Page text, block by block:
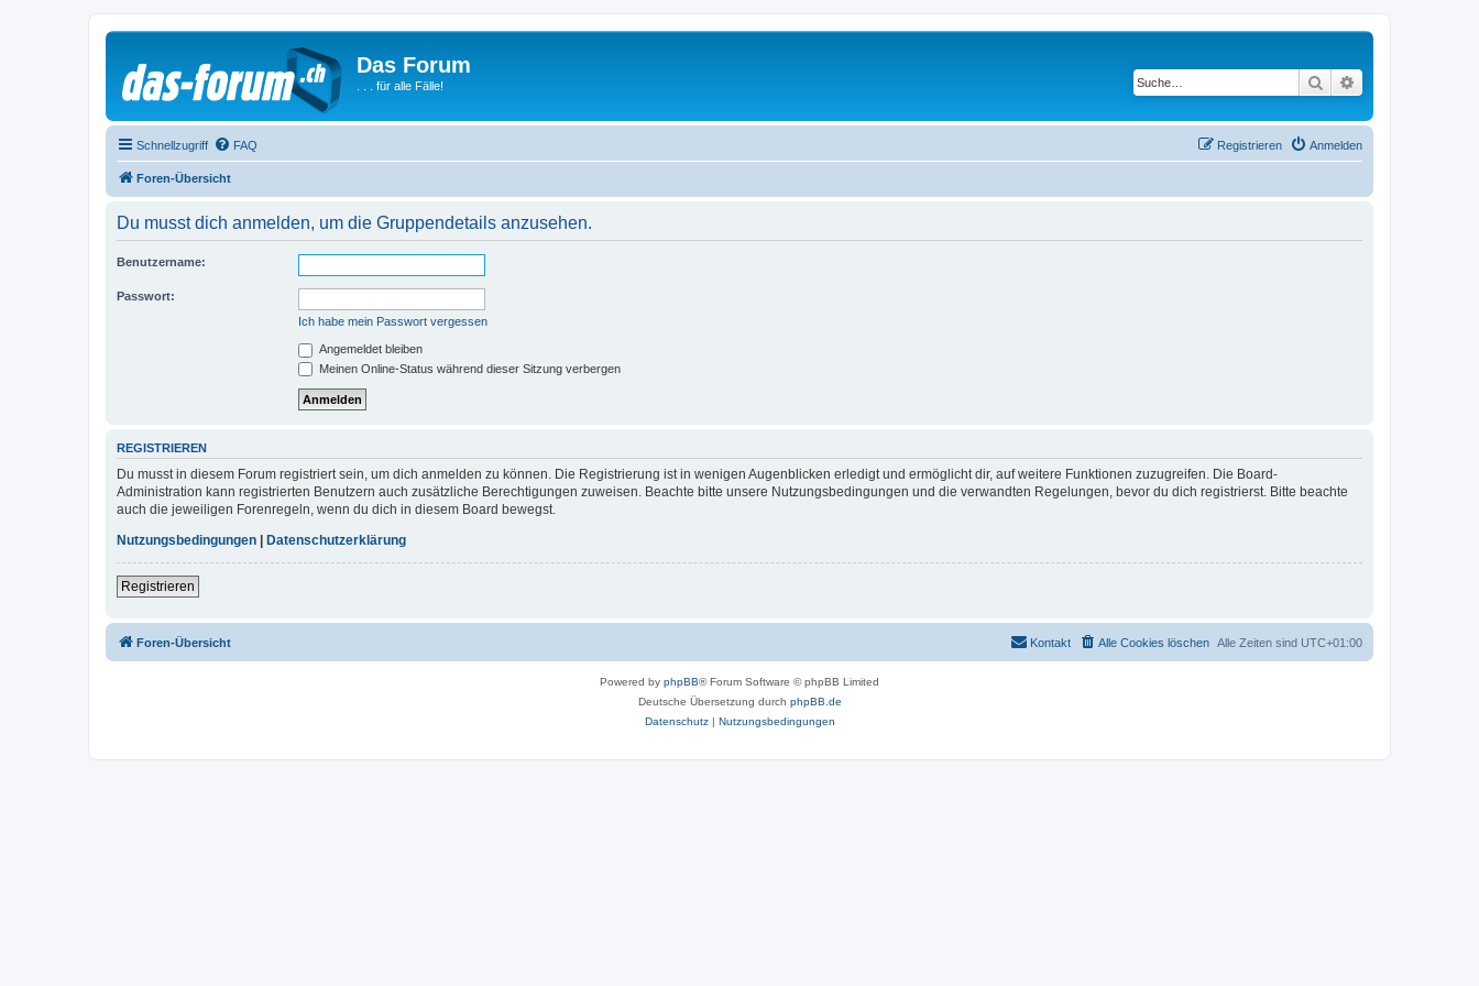
Das Forum
. . . für alle Fälle! Suche
Schnellzugriff FAQ Anmelden
Registrieren
Foren-Übersicht
Du musst dich anmelden, um die Gruppendetails anzusehen.
Benutzername:
Passwort:
Ich habe mein Passwort vergessen
Angemeldet bleiben
Meinen Online-Status während dieser Sitzung verbergen
REGISTRIEREN
Du musst in diesem Forum registriert sein, um dich anmelden zu können. Die Registrierung ist in wenigen Augenblicken erledigt und ermöglicht dir, auf weitere Funktionen zuzugreifen. Die Board-
Administration kann registrierten Benutzern auch zusätzliche Berechtigungen zuweisen. Beachte bitte unsere Nutzungsbedingungen und die verwandten Regelungen, bevor du dich registrierst. Bitte beachte
auch die jeweiligen Forenregeln, wenn du dich in diesem Board bewegst.
Nutzungsbedingungen | Datenschutzerklärung
Registrieren
Foren-Übersicht Alle Zeiten sind UTC+01:00
Alle Cookies löschen
Kontakt
Powered by phpBB® Forum Software © phpBB Limited
Deutsche Übersetzung durch phpBB.de
Datenschutz| Nutzungsbedingungen